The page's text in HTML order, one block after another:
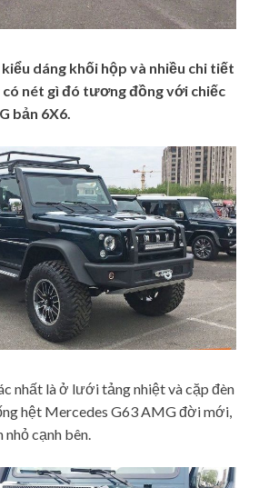
dáng khối hộp và nhiều chi tiết
có nét gì đó tương đồng với chiếc
bản 6X6.
nhất là ở lưới tảng nhiệt và cặp đèn
hệt Mercedes G63 AMG đời mới,
cạnh bên.